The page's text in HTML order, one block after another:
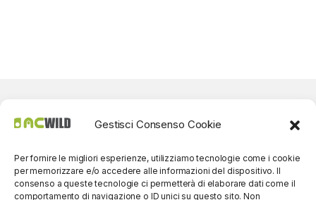
Gestisci Consenso Cookie
Per fornire le migliori esperienze, utilizziamo tecnologie come i cookie
per memorizzare e/o accedere alle informazioni del dispositivo. Il
consenso a queste tecnologie ci permetterà di elaborare dati come il
comportamento di navigazione o ID unici su questo sito. Non